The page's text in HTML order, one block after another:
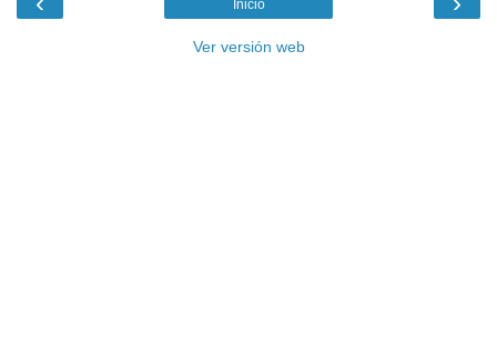
Inicio
Ver versión web